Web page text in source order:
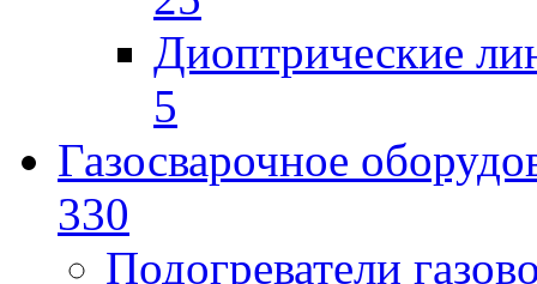
Диоптрические
5
Газосварочное
330
Подогреватели